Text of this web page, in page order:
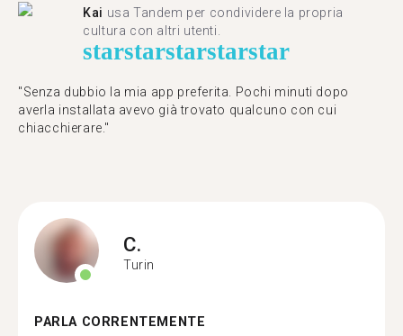
Kai usa Tandem per condividere la propria
cultura con altri utenti.
starstarstarstarstar
"Senza dubbio la mia app preferita. Pochi minuti dopo
averla installata avevo già trovato qualcuno con cui
chiacchierare."
C.
Turin
PARLA CORRENTEMENTE